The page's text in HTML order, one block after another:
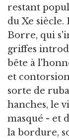
restant
du Xe
Borre, qui
griffes
bête à
et
sorte de
hanches, le
masqué - et
la bordure,